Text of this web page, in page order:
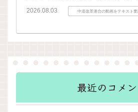
2026.08.03 中道改革連合の動画をテキスト
最近のコメン